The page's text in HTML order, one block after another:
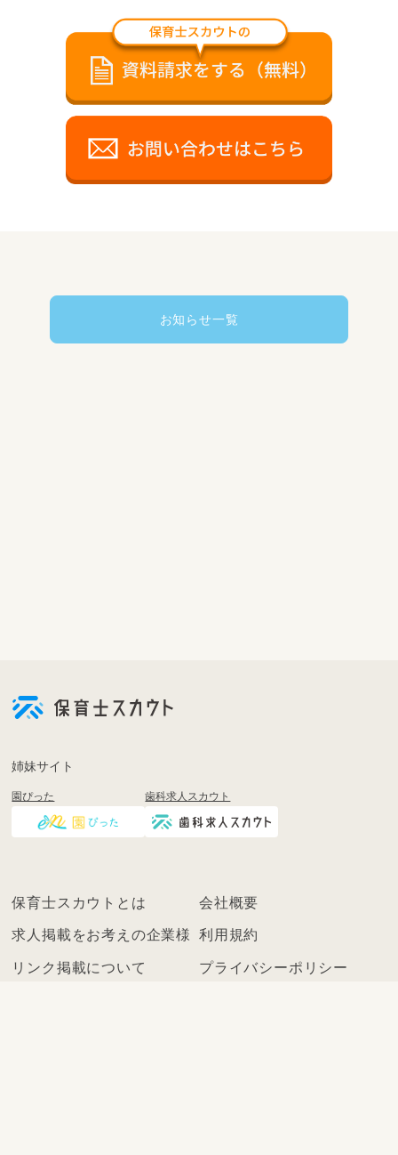
お知らせ一覧
姉妹サイト
園ぴった 歯科求人スカウト
保育士スカウトとは 会社概要
求人掲載をお考えの企業様 利用規約
リンク掲載について プライバシーポリシー